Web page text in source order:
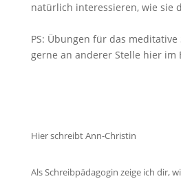
natürlich interessieren, wie sie
PS: Übungen für das
gerne an anderer Stelle hier im
Hier schreibt Ann-Christin
Als Schreibpädagogin zeige ich dir,